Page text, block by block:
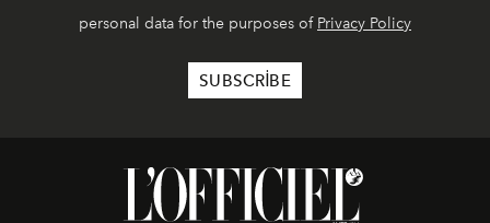
personal data for the purposes of Privacy Policy